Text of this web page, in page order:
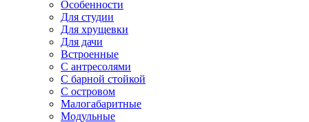
Особенности
Для студии
Для хрущевки
Для дачи
Встроенные
С антресолями
С барной стойкой
С островом
Малогабаритные
Модульные